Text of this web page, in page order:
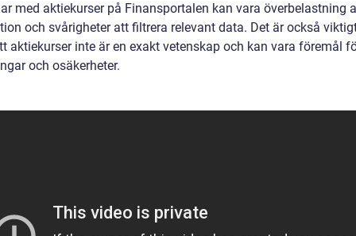
med aktiekurser på Finansportalen kan vara överbelastning
och svårigheter att filtrera relevant data. Det är också
aktiekurser inte är en exakt vetenskap och kan vara föremål
och osäkerheter.